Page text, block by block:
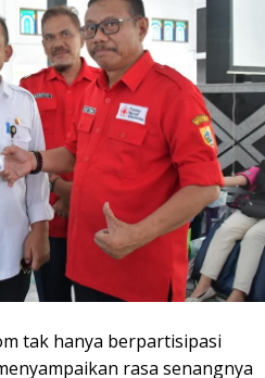
tak hanya berpartisipasi
rasa senangnya